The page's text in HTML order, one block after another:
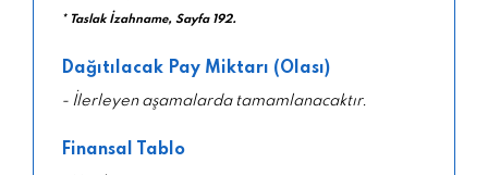
* Taslak İzahname, Sayfa 192.
Dağıtılacak Pay Miktarı (Olası)
- İlerleyen aşamalarda tamamlanacaktır.
Finansal Tablo